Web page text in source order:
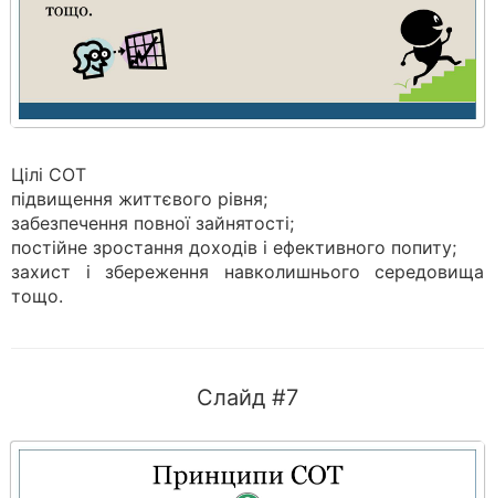
Цілі СОТ
підвищення життєвого рівня;
забезпечення повної зайнятості;
постійне зростання доходів і ефективного попиту;
захист і збереження навколишнього середовища
тощо.
Слайд #7